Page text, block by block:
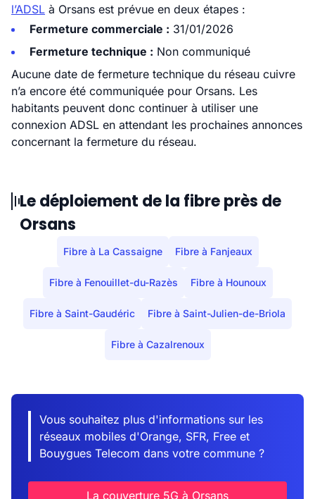
l’ADSL à Orsans est prévue en deux étapes :
Fermeture commerciale : 31/01/2026
Fermeture technique : Non communiqué
Aucune date de fermeture technique du réseau cuivre
n’a encore été communiquée pour Orsans. Les
habitants peuvent donc continuer à utiliser une
connexion ADSL en attendant les prochaines annonces
concernant la fermeture du réseau.
Le déploiement de la fibre près de
Orsans
Fibre à La Cassaigne Fibre à Fanjeaux
Fibre à Fenouillet-du-Razès Fibre à Hounoux
Fibre à Saint-Gaudéric Fibre à Saint-Julien-de-Briola
Fibre à Cazalrenoux
Vous souhaitez plus d'informations sur les
réseaux mobiles d'Orange, SFR, Free et
Bouygues Telecom dans votre commune ?
La couverture 5G à Orsans